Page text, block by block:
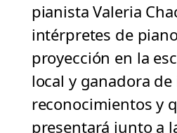
pianista Valeria
intérpretes de
proyección en la
local y ganadora
reconocimientos y
presentará junto a